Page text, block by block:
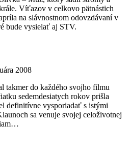
Víťazov v celkovo pätnástich
na slávnostnom odovzdávaní v
bude vysielať aj STV.
2008
takmer do každého svojho filmu
sedemdesiatych rokov prišla
definitívne vysporiadať s istými
sa venuje svojej celoživotnej